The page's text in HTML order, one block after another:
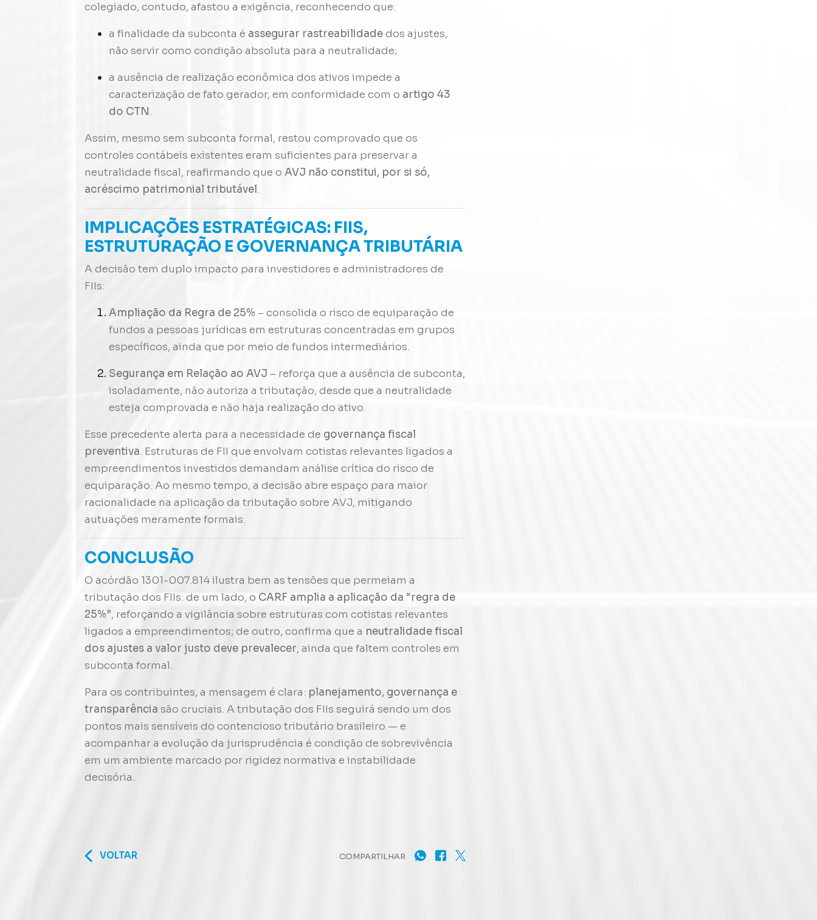
colegiado, contudo, afastou a exigência, reconhecendo que:
a finalidade da subconta é assegurar rastreabilidadedos ajustes,
não servir como condição absoluta para a neutralidade;
a ausência de realização econômica dos ativos impede a
caracterização de fato gerador, em conformidade com o artigo 43
do CTN.
Assim, mesmo sem subconta formal, restou comprovado que os
controles contábeis existentes eram suficientes para preservar a
neutralidade fiscal, reafirmando que oAVJ não constitui, por si só,
acréscimo patrimonial tributável.
IMPLICAÇÕES ESTRATÉGICAS: FIIS,
ESTRUTURAÇÃO E GOVERNANÇA TRIBUTÁRIA
A decisão tem duplo impacto para investidores e administradores de
FIIs:
Ampliação da Regra de 25% – consolida o risco de equiparação de
fundos a pessoas jurídicas em estruturas concentradas em grupos
específicos, ainda que por meio de fundos intermediários.
Segurança em Relação ao AVJ – reforça que a ausência de subconta,
isoladamente, não autoriza a tributação, desde que a neutralidade
esteja comprovada e não haja realização do ativo.
Esse precedente alerta para a necessidade de governança fiscal
preventiva. Estruturas de FII que envolvam cotistas relevantes ligados a
empreendimentos investidos demandam análise crítica do risco de
equiparação. Ao mesmo tempo, a decisão abre espaço para maior
racionalidade na aplicação da tributação sobre AVJ, mitigando
autuações meramente formais.
CONCLUSÃO
O acórdão 1301-007.814 ilustra bem as tensões que permeiam a
tributação dos FIIs: de um lado, o CARF amplia a aplicação da “regra de
25%”, reforçando a vigilância sobre estruturas com cotistas relevantes
ligados a empreendimentos; de outro, confirma que a neutralidade fiscal
dos ajustes a valor justo deve prevalecer, ainda que faltem controles em
subconta formal.
Para os contribuintes, a mensagem é clara: planejamento, governança e
transparência são cruciais. A tributação dos FIIs seguirá sendo um dos
pontos mais sensíveis do contencioso tributário brasileiro — e
acompanhar a evolução da jurisprudência é condição de sobrevivência
em um ambiente marcado por rigidez normativa e instabilidade
decisória.
VOLTAR COMPARTILHAR